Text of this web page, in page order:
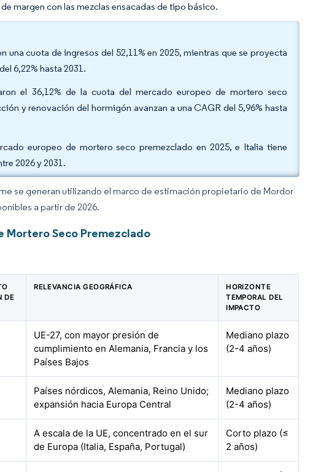
margen con las mezclas ensacadas de tipo básico.
cuota de ingresos del 52,11% en 2025, mientras que se proyecta
6,22% hasta 2031.
el 36,12% de la cuota del mercado europeo de mortero seco
y renovación del hormigón avanzan a una CAGR del 5,96% hasta
europeo de mortero seco premezclado en 2025, e Italia tiene
2026 y 2031.
se generan utilizando el marco de estimación propietario de Mordor
a partir de 2026.
Mortero Seco Premezclado
DE
RELEVANCIA GEOGRÁFICA
HORIZONTE
TEMPORAL DEL
IMPACTO
UE-27, con mayor presión de
cumplimiento en Alemania, Francia y los
Países Bajos
Mediano plazo
(2-4 años)
Países nórdicos, Alemania, Reino Unido;
expansión hacia Europa Central
Mediano plazo
(2-4 años)
A escala de la UE, concentrado en el sur
de Europa (Italia, España, Portugal)
Corto plazo (≤
2 años)